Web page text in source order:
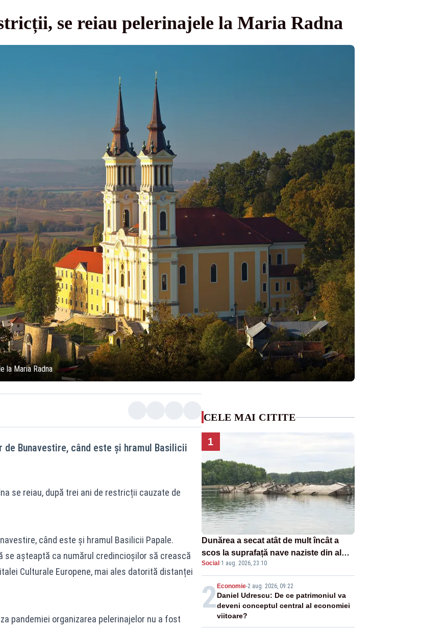
se reiau pelerinajele la Maria Radna
la Maria Radna
Bunavestire, când este și hramul Basilicii
se reiau, după trei ani de restricții cauzate de
când este și hramul Basilicii Papale.
se așteaptă ca numărul credincioșilor să crească
Culturale Europene, mai ales datorită distanței
pandemiei organizarea pelerinajelor nu a fost
CELE MAI CITITE
1
Dunărea a secat atât de mult încât a
scos la suprafață nave naziste din al
doilea război mondial
Social ·1 aug. 2026, 23:10
2 Economie-2 aug. 2026, 09:22
Daniel Udrescu: De ce patrimoniul va
deveni conceptul central al economiei
viitoare?